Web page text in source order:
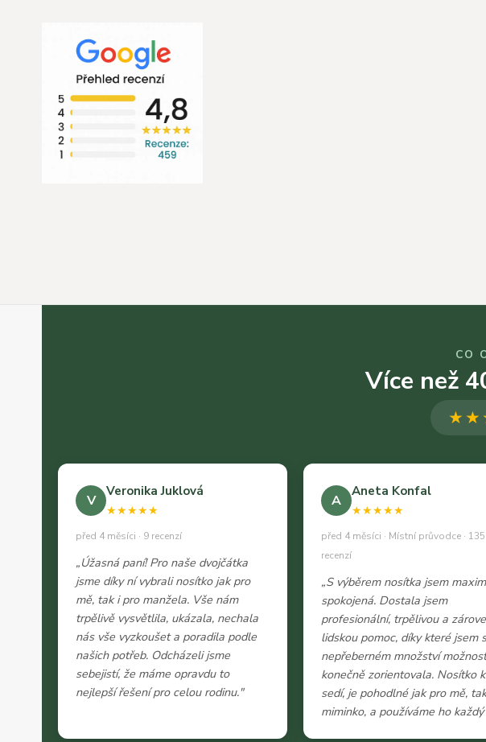
CO
Více než
V
Veronika Juklová
★★★★★
před 4 měsíci · 9 recenzí
„Úžasná paní! Pro naše dvojčátka
jsme díky ní vybrali nosítko jak pro
mě, tak i pro manžela. Vše nám
trpělivě vysvětlila, ukázala, nechala
nás vše vyzkoušet a poradila podle
našich potřeb. Odcházeli jsme
sebejistí, že máme opravdu to
nejlepší řešení pro celou rodinu."
A
Aneta Konfal
★★★★★
před 4 měsíci · Místní průvodce · 135
recenzí
„S výběrem nosítka jsem
spokojená. Dostala jsem
profesionální, trpělivou a
lidskou pomoc, díky které jsem
nepřeberném množství
konečně zorientovala. Nosítko
sedí, je pohodlné jak pro mě,
miminko, a používáme ho